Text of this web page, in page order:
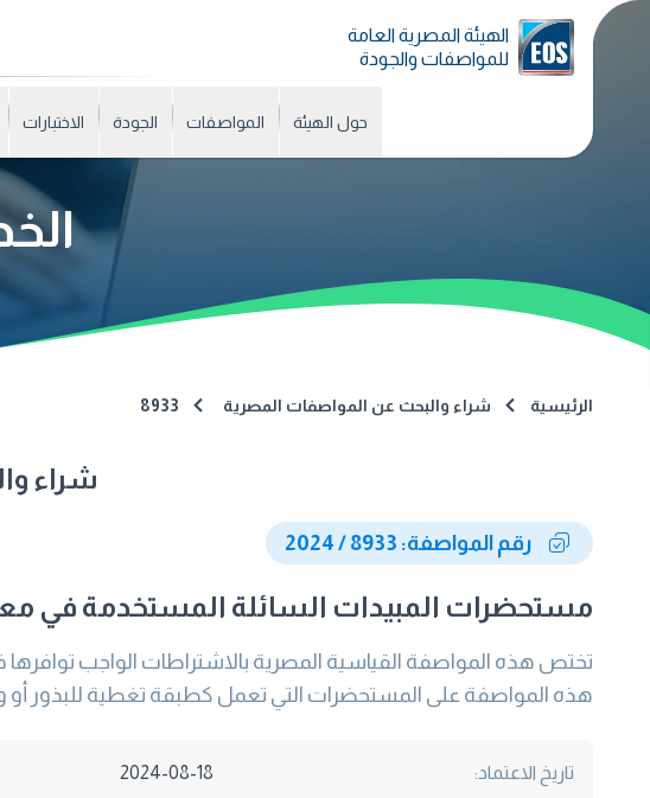
الهيئة المصرية العامة
للمواصفات والجودة
حول الهيئة المواصفات الجودة الاختبارات
الرئيسية شراء والبحث عن المواصفات المصرية 8933
شراء
رقم المواصفة: 8933 / 2024
مستحضرات المبيدات السائلة المستخدمة في
تختص هذه المواصفة القياسية المصرية بالاشتراطات الواجب
هذه المواصفة على المستحضرات التي تعمل كطبقة تغطية للبذور
تاريخ الاعتماد: 2024-08-18